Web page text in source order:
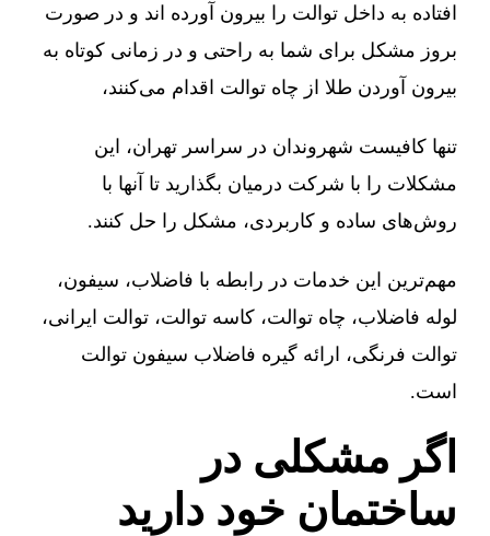
افتاده به داخل توالت را بیرون آورده اند و در صورت
بروز مشکل برای شما به راحتی و در زمانی کوتاه به
بیرون آوردن طلا از چاه توالت اقدام می‌کنند،
تنها کافیست شهروندان در سراسر تهران، این
مشکلات را با شرکت درمیان بگذارید تا آنها با
روش‌های ساده و کاربردی، مشکل را حل کنند.
مهم‌ترین این خدمات در رابطه با فاضلاب، سیفون،
لوله فاضلاب، چاه توالت، کاسه توالت، توالت ایرانی،
توالت فرنگی، ارائه گیره فاضلاب سیفون توالت
است.
اگر مشکلی در
ساختمان خود دارید